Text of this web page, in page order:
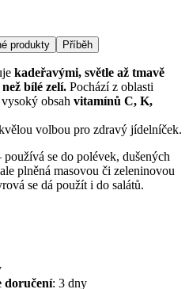
produkty Příběh
kadeřavými, světle až tmavě
bílé zelí. Pochází z oblasti
obsah vitamínů C, K,
volbou pro zdravý jídelníček.
používá se do polévek, dušených
plněná masovou či zeleninovou
se dá použít i do salátů.
doručení: 3 dny